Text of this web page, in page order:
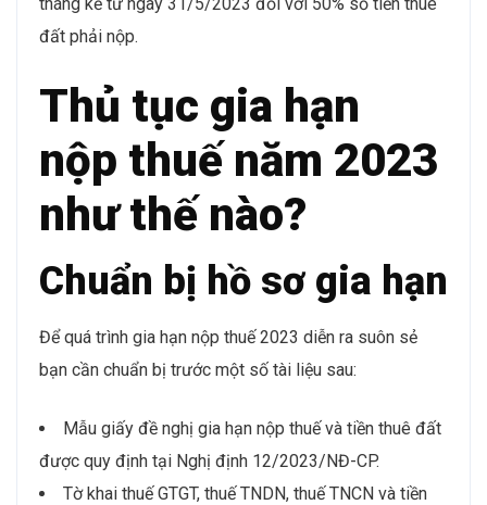
đất phải nộp.
Thủ tục gia hạn
nộp thuế năm 2023
như thế nào?
Chuẩn bị hồ sơ gia hạn
Để quá trình gia hạn nộp thuế 2023 diễn ra suôn sẻ
bạn cần chuẩn bị trước một số tài liệu sau:
Mẫu giấy đề nghị gia hạn nộp thuế và tiền thuê đất
được quy định tại Nghị định 12/2023/NĐ-CP.
Tờ khai thuế GTGT, thuế TNDN, thuế TNCN và tiền